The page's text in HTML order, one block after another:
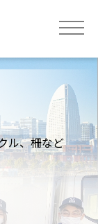
ル、柵など